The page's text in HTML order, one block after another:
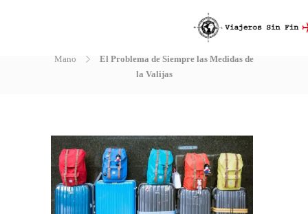
Medidas Equipaje de
Mano
El Problema de Siempre las Medidas de
la Valijas